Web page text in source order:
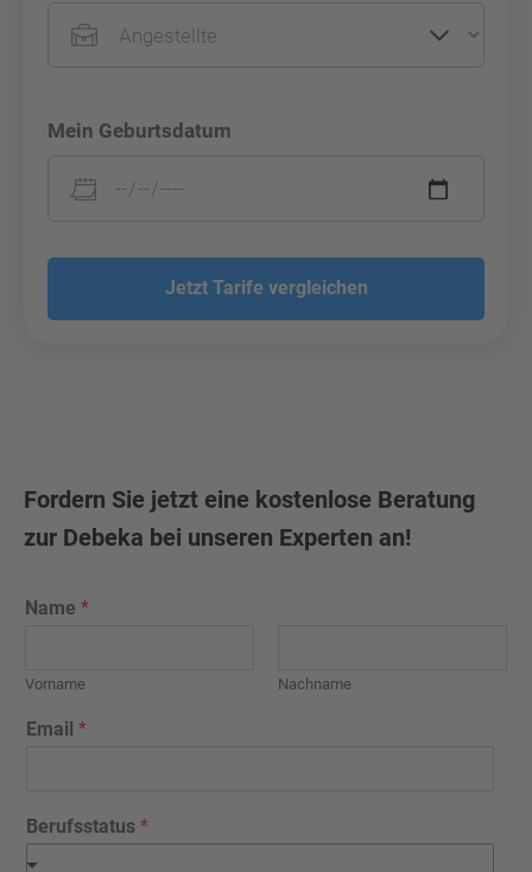
Mein Geburtsdatum
Jetzt Tarife vergleichen
Fordern Sie jetzt eine kostenlose Beratung
zur Debeka bei unseren Experten an!
Name *
Vorname Nachname
Email *
Berufsstatus *